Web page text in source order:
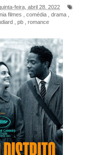
feira, abril 28, 2022
filmes comédia drama
pb romance